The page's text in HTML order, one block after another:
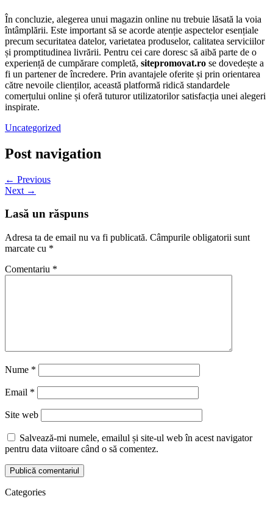
În concluzie, alegerea unui magazin online nu trebuie lăsată la voia
întâmplării. Este important să se acorde atenție aspectelor esențiale
precum securitatea datelor, varietatea produselor, calitatea serviciilor
și promptitudinea livrării. Pentru cei care doresc să aibă parte de o
experiență de cumpărare completă, sitepromovat.ro se dovedește a
fi un partener de încredere. Prin avantajele oferite și prin orientarea
către nevoile clienților, această platformă ridică standardele
comerțului online și oferă tuturor utilizatorilor satisfacția unei alegeri
inspirate.
Uncategorized
Post navigation
← Previous
Next →
Lasă un răspuns
Adresa ta de email nu va fi publicată. Câmpurile obligatorii sunt
marcate cu *
Comentariu *
Nume *
Email *
Site web
Salvează-mi numele, emailul și site-ul web în acest navigator
pentru data viitoare când o să comentez.
Categories